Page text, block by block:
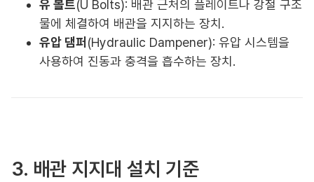
유 볼트(U Bolts): 배관 근처의 플레이트나 강철 구조
물에 체결하여 배관을 지지하는 장치.
유압 댐퍼 (Hydraulic Dampener): 유압 시스템을
사용하여 진동과 충격을 흡수하는 장치.
3. 배관 지지대 설치 기준